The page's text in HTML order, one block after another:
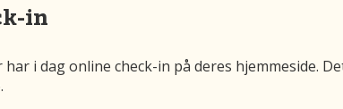
in
har i dag online check-in på deres hjemmeside.